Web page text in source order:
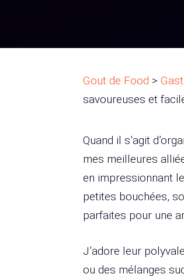
Gout de Food >
savoureuses et
Quand il s’agit
mes meilleures
en impressionnant
petites bouchées,
parfaites pour une
J’adore leur
ou des mélanges